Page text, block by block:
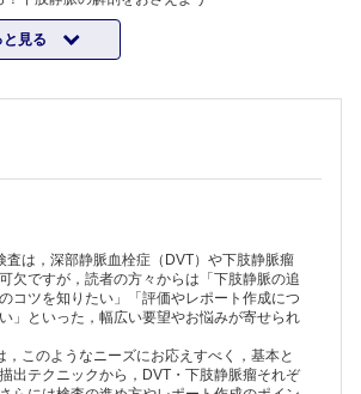
”を解決する描出テクニック
方，レポート作成の肝
で知っておきたい 診断と治療―経過観察も含めて
め方，レポート作成の肝
たい
血栓塞栓症・深部静脈血栓症および肺高血圧症に
』のおもな変更点
とば
見る
査は，深部静脈血栓症（DVT）や下肢静脈瘤
欠ですが，読者の方々からは「下肢静脈の追
コツを知りたい」「評価やレポート作成につ
」といった，幅広い要望やお悩みが寄せられ
，このようなニーズにお応えすべく，基本と
出テクニックから，DVT・下肢静脈瘤それぞ